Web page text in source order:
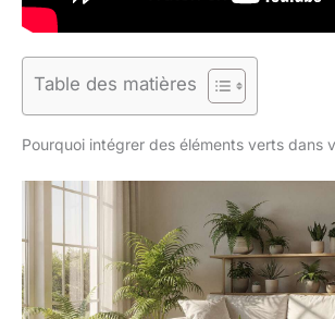
Table des matières
Pourquoi intégrer des éléments verts dans